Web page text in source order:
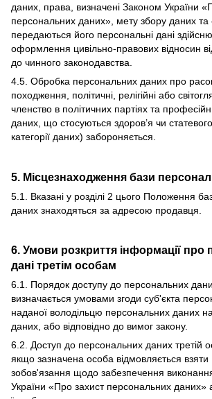
даних, права, визначені Законом України
персональних даних», мету збору даних та
передаються його персональні дані
оформлення цивільно-правових відносин
до чинного законодавства.
4.5. Обробка персональних даних про
походження, політичні, релігійні або
членство в політичних партіях та
даних, що стосуються здоров’я чи
категорії даних) забороняється.
5. Місцезнаходження бази
5.1. Вказані у розділі 2 цього Положення
даних знаходяться за адресою продавця.
6. Умови розкриття інформації про
дані третім особам
6.1. Порядок доступу до персональних
визначається умовами згоди суб'єкта
наданої володільцю персональних даних
даних, або відповідно до вимог закону.
6.2. Доступ до персональних даних третій
якщо зазначена особа відмовляється
зобов'язання щодо забезпечення
України «Про захист персональних